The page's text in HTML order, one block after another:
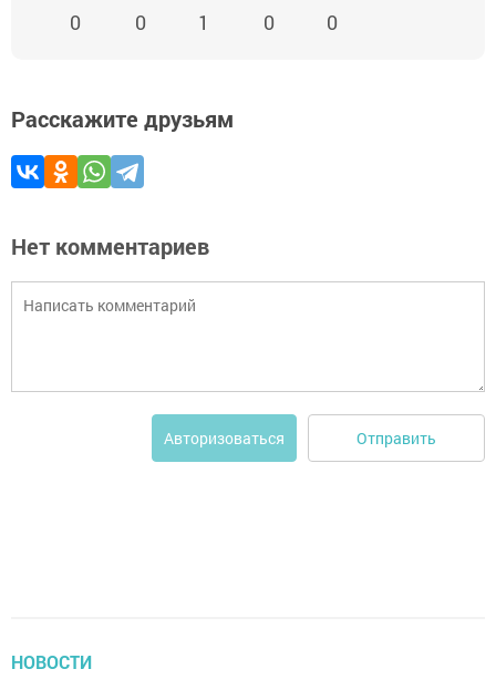
0 0 1 0 0
Расскажите друзьям
Нет комментариев
Авторизоваться Отправить
НОВОСТИ